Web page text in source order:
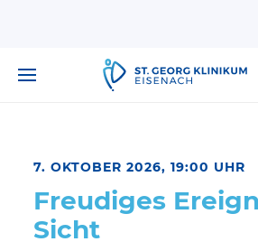
7. OKTOBER 2026, 19:00 UHR
Freudiges
Sicht